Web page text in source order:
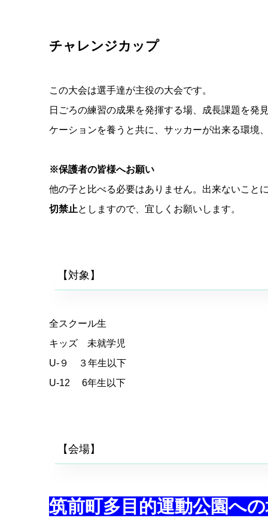
チャレンジカップ
この大会は選手達が主役の大会です。
日ごろの練習の成果を発揮する場、成長課題を発
ケーションを養うと共に、サッカーが出来る環境
※保護者の皆様へお願い
他の子と比べる必要はありません。出来ないこと
切禁止としますので、宜しくお願いします。
【対象】
全スクール生
キッズ 未就学児
U-９ ３年生以下
U-12 6年生以下
【会場】
筑前町多目的運動公園へ